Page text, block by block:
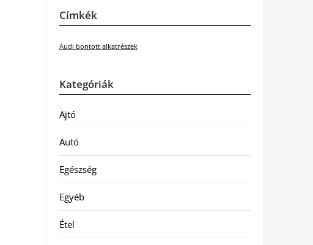
Címkék
Audi bontott alkatrészek
Kategóriák
Ajtó
Autó
Egészség
Egyéb
Étel